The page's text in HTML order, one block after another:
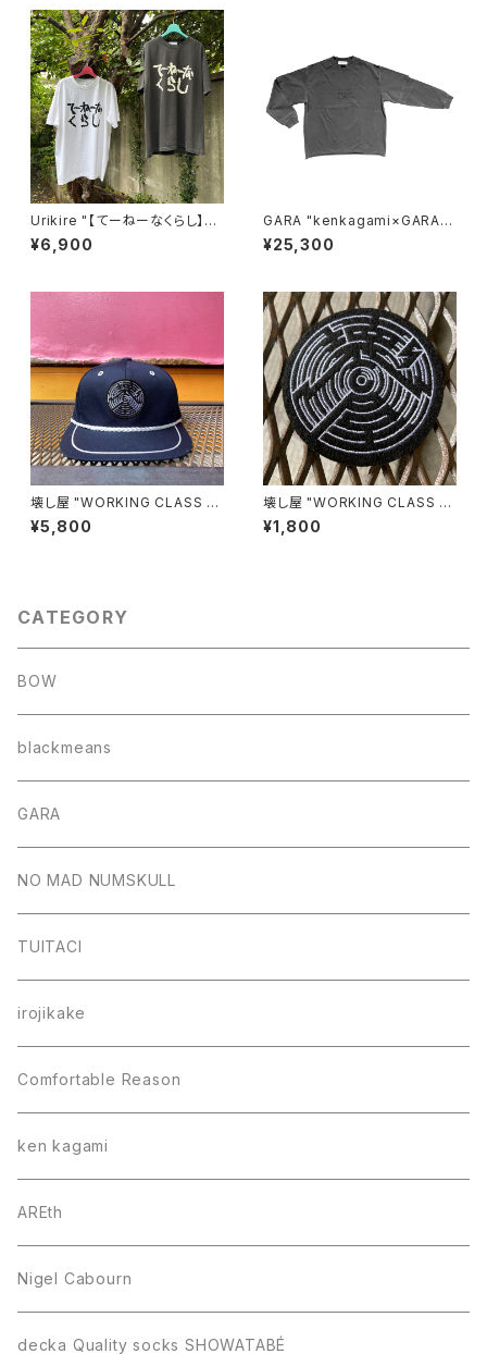
Urikire "【てーねーなくらし】Fa
de T-shirt"
¥6,900
GARA "kenkagami×GARA L
AYER SLEEVE T-SHIRT"(GR
AY×BLACK)
¥25,300
壊し屋 "WORKING CLASS C
AP"(NAVY)
¥5,800
壊し屋 "WORKING CLASS E
MBROIDERY WAPPEN"
¥1,800
CATEGORY
BOW
blackmeans
GARA
NO MAD NUMSKULL
TUITACI
irojikake
Comfortable Reason
ken kagami
AREth
Nigel Cabourn
decka Quality socks SHOWATABÉ